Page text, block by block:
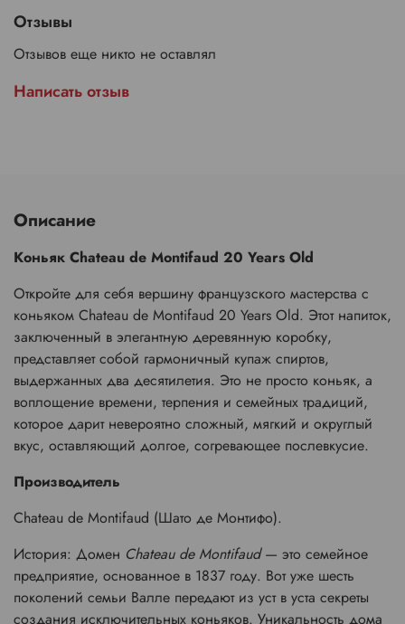
Отзывы
Отзывов еще никто не оставлял
Написать отзыв
Описание
Коньяк Chateau de Montifaud 20 Years Old
Откройте для себя вершину французского мастерства с
коньяком Chateau de Montifaud 20 Years Old. Этот напиток,
заключенный в элегантную деревянную коробку,
представляет собой гармоничный купаж спиртов,
выдержанных два десятилетия. Это не просто коньяк, а
воплощение времени, терпения и семейных традиций,
которое дарит невероятно сложный, мягкий и округлый
вкус, оставляющий долгое, согревающее послевкусие.
Производитель
Chateau de Montifaud (Шато де Монтифо).
История: Домен Chateau de Montifaud— это семейное
предприятие, основанное в 1837 году. Вот уже шесть
поколений семьи Валле передают из уст в уста секреты
создания исключительных коньяков. Уникальность дома